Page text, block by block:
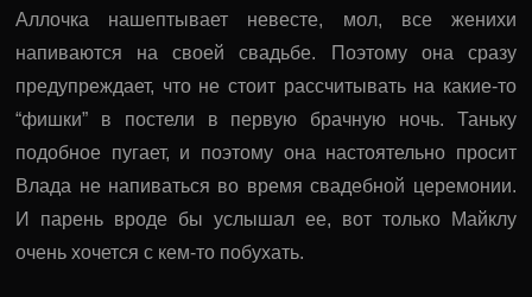
Аллочка нашептывает невесте, мол, все женихи
напиваются на своей свадьбе. Поэтому она сразу
предупреждает, что не стоит рассчитывать на какие-то
“фишки” в постели в первую брачную ночь. Таньку
подобное пугает, и поэтому она настоятельно просит
Влада не напиваться во время свадебной церемонии.
И парень вроде бы услышал ее, вот только Майклу
очень хочется с кем-то побухать.